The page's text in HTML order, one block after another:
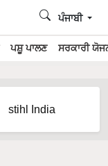
ਪਸ਼ੂ ਪਾਲਣ ਸਰਕਾਰੀ
ਪੰਜਾਬੀ